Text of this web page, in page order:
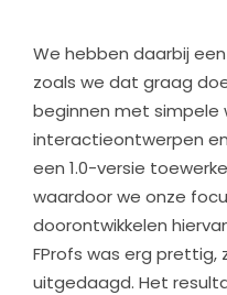
We hebben daarbij
zoals we dat graag
beginnen met simpele
interactieontwerpen
een 1.0-versie
waardoor we onze
doorontwikkelen
FProfs was erg
uitgedaagd. Het